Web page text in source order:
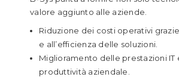
valore aggiunto alle aziende.
Riduzione dei costi operativi
e all’efficienza delle soluzioni.
Miglioramento delle prestazioni IT
produttività aziendale.